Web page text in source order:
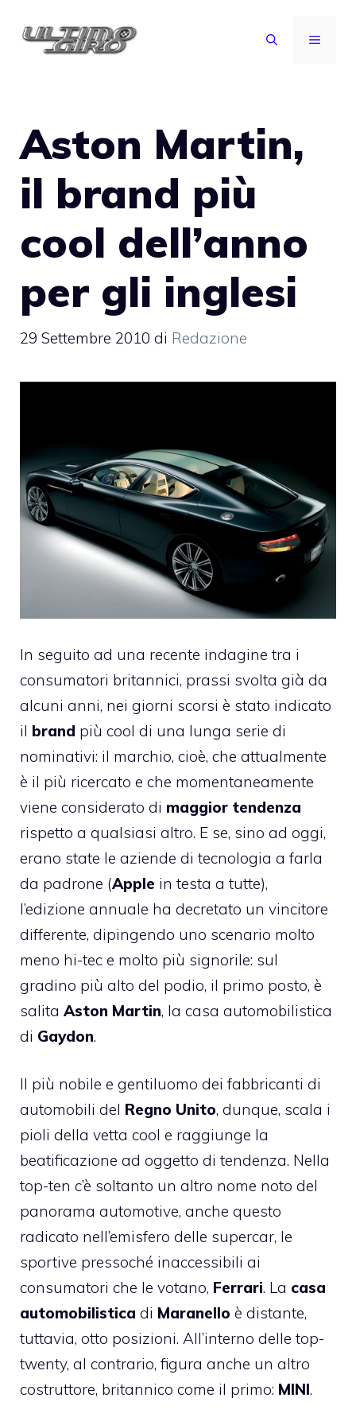
MENU
Aston Martin,
il brand più
cool dell’anno
per gli inglesi
29 Settembre 2010 di Redazione
In seguito ad una recente indagine tra i
consumatori britannici, prassi svolta già da
alcuni anni, nei giorni scorsi è stato indicato
il brand più cool di una lunga serie di
nominativi: il marchio, cioè, che attualmente
è il più ricercato e che momentaneamente
viene considerato di maggior tendenza
rispetto a qualsiasi altro. E se, sino ad oggi,
erano state le aziende di tecnologia a farla
da padrone (Apple in testa a tutte),
l’edizione annuale ha decretato un vincitore
differente, dipingendo uno scenario molto
meno hi-tec e molto più signorile: sul
gradino più alto del podio, il primo posto, è
salita Aston Martin, la casa automobilistica
di Gaydon.
Il più nobile e gentiluomo dei fabbricanti di
automobili del Regno Unito, dunque, scala i
pioli della vetta cool e raggiunge la
beatificazione ad oggetto di tendenza. Nella
top-ten c’è soltanto un altro nome noto del
panorama automotive, anche questo
radicato nell’emisfero delle supercar, le
sportive pressoché inaccessibili ai
consumatori che le votano, Ferrari. La casa
automobilistica di Maranello è distante,
tuttavia, otto posizioni. All’interno delle top-
twenty, al contrario, figura anche un altro
costruttore, britannico come il primo: MINI.